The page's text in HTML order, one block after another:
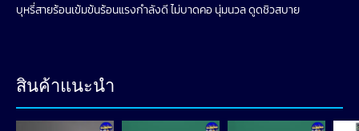
บุหรี่สายร้อนเข้มข้นร้อนแรงกำลังดี ไม่บาดคอ นุ่มนวล ดูดชิวสบาย
สินค้าแนะนำ